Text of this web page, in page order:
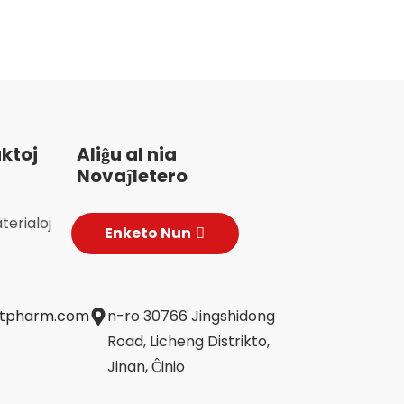
Aliĝu al nia
Novaĵletero
Enketo Nun
n-ro 30766 Jingshidong
Road, Licheng Distrikto,
Jinan, Ĉinio